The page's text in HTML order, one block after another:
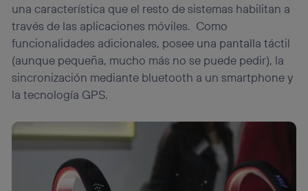
una característica que el resto de sistemas habilitan a
través de las aplicaciones móviles. Como
funcionalidades adicionales, posee una pantalla táctil
(aunque pequeña, mucho más no se puede pedir), la
sincronización mediante bluetooth a un smartphone y
la tecnología GPS.